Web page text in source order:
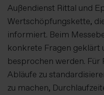
Außendienst Rittal und
Wertschöpfungskette,
informiert. Beim
konkrete Fragen geklärt
besprochen werden. Für
Abläufe zu
zu machen,